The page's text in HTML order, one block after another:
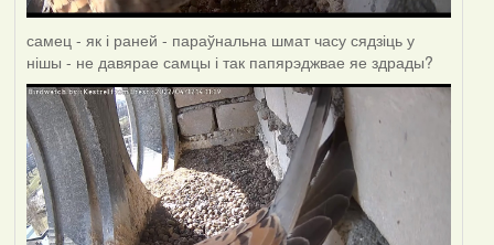
самец - як і раней - параўнальна шмат часу сядзіць у
нішы - не давярае самцы і так папярэджвае яе здрады?